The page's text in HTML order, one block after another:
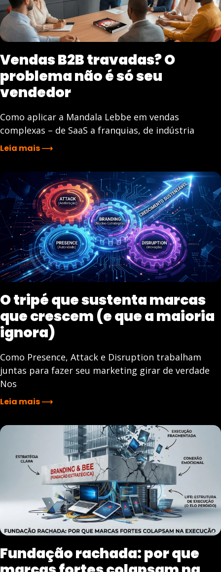
Vendas B2B travadas? O
problema não é só seu
vendedor
Como aplicar a Mandala Lebbe em vendas
complexas – de SaaS a franquias, de indústria
Leia mais ⟶
O tripé que sustenta marcas
que crescem (e que a maioria
ignora)
Como Presence, Attack e Disruption trabalham
juntas para fazer seu marketing girar de verdade
Nos
Leia mais ⟶
Fundação rachada: por que